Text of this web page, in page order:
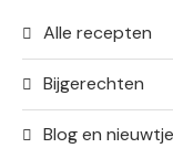
Alle recepten
Bijgerechten
Blog en